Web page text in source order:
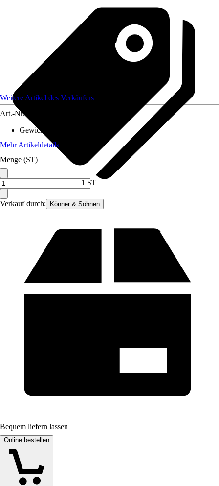
Verkauf durch: Könner & Söhnen
Weitere Artikel des Verkäufers
Art.-Nr.
Gewicht
Mehr Artikeldetails
Menge (ST)
1 ST
Bequem liefern lassen
Online bestellen